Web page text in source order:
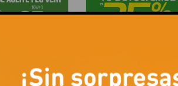
ACEITE FEUVERT
TODAS TUS COMPRAS